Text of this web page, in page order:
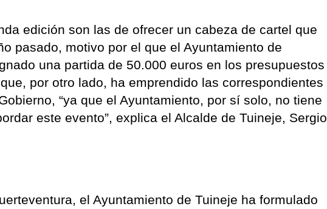
edición son las de ofrecer un cabeza de cartel que
pasado, motivo por el que el Ayuntamiento de
una partida de 50.000 euros en los presupuestos
por otro lado, ha emprendido las correspondientes
“ya que el Ayuntamiento, por sí solo, no tiene
este evento”, explica el Alcalde de Tuineje, Sergio
el Ayuntamiento de Tuineje ha formulado